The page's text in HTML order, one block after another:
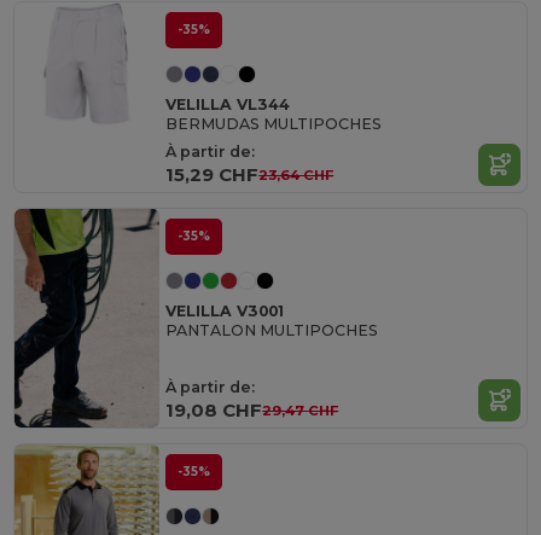
-35%
VELILLA VL344
BERMUDAS MULTIPOCHES
À partir de:
15,29 CHF23,64 CHF
-35%
VELILLA V3001
PANTALON MULTIPOCHES
À partir de:
19,08 CHF29,47 CHF
-35%